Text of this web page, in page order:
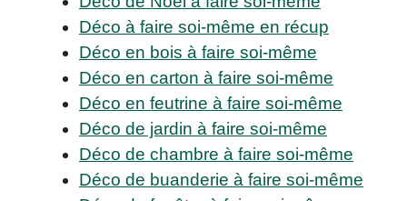
Déco à faire soi-même en récup
Déco en bois à faire soi-même
Déco en carton à faire soi-même
Déco en feutrine à faire soi-même
Déco de jardin à faire soi-même
Déco de chambre à faire soi-même
Déco de buanderie à faire soi-même